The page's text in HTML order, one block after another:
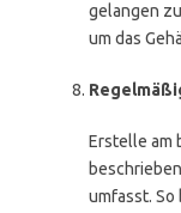
gelangen
um das
Erstelle am
umfasst.